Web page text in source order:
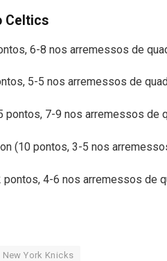
Celtics
6-8 nos arremessos de
5-5 nos arremessos de
pontos, 7-9 nos arremessos de
(10 pontos, 3-5 nos
pontos, 4-6 nos arremessos de
New York Knicks